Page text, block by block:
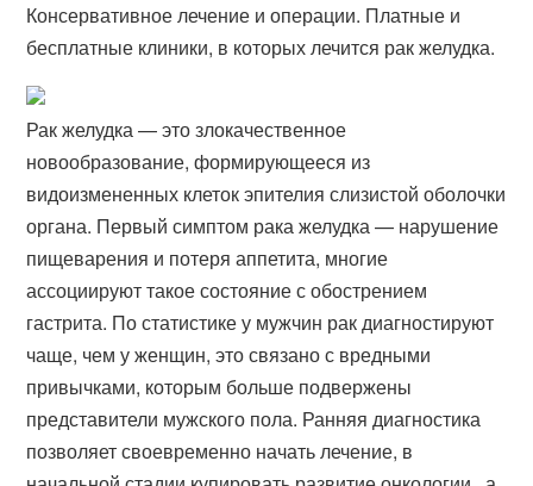
Консервативное лечение и операции. Платные и
бесплатные клиники, в которых лечится рак желудка.
Рак желудка — это злокачественное
новообразование, формирующееся из
видоизмененных клеток эпителия слизистой оболочки
органа. Первый симптом рака желудка — нарушение
пищеварения и потеря аппетита, многие
ассоциируют такое состояние с обострением
гастрита. По статистике у мужчин рак диагностируют
чаще, чем у женщин, это связано с вредными
привычками, которым больше подвержены
представители мужского пола. Ранняя диагностика
позволяет своевременно начать лечение, в